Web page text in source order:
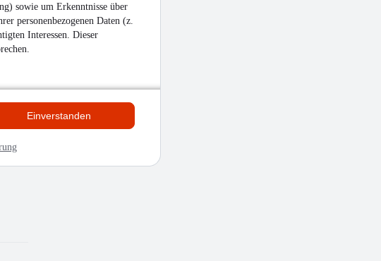
sowie um Erkenntnisse über
personenbezogenen Daten (z.
Interessen. Dieser
Einverstanden